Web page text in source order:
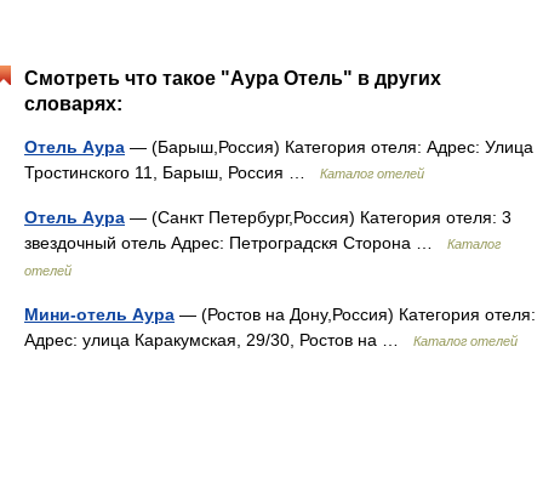
Смотреть что такое "Аура Отель" в других
словарях:
Отель Аура — (Барыш,Россия) Категория отеля: Адрес: Улица
Тростинского 11, Барыш, Россия …
Каталог отелей
Отель Аура — (Санкт Петербург,Россия) Категория отеля: 3
звездочный отель Адрес: Петроградскя Сторона …
Каталог
отелей
Мини-отель Аура — (Ростов на Дону,Россия) Категория отеля:
Адрес: улица Каракумская, 29/30, Ростов на …
Каталог отелей